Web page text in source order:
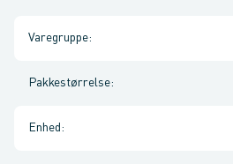
Varegruppe:
Pakkestørrelse:
Enhed :